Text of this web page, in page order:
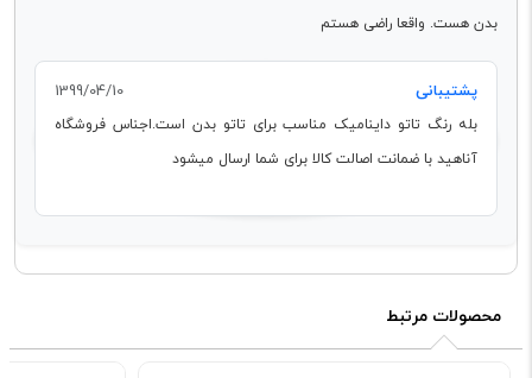
بدن هست. واقعا راضی هستم
پشتیبانی 1399/04/10
بله رنگ تاتو داینامیک مناسب برای تاتو بدن است.اجناس فروشگاه
آناهید با ضمانت اصالت کالا برای شما ارسال میشود
محصولات مرتبط